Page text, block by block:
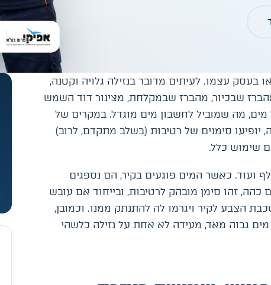
בעסק עצמו. לעיתים מדובר בנזילה גלויה וקטנה,
שבכיור, מהברז שבמקלחת, מצינור דוד השמש
מה שמוביל לחשבון מים מוגדל. במקרים של
יופיעו סימנים של רטיבות (בשלב מתקדם, לרוב)
שימוש כלל.
ועוד. כאשר המים פוגעים בקיר, הם נספגים
זהו סימן מובהק לרטיבות, ובייחוד אם עובש
הצבע לקיר ויגרמו לה להתנתק ממנו. וכמובן,
גבוה מאד, מעידה לא אחת על נזילה כלשהי